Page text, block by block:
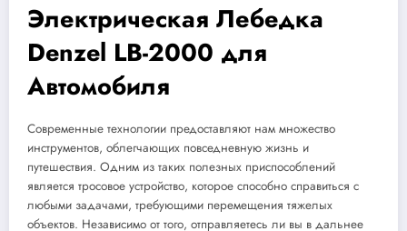
Электрическая Лебедка
Denzel LB-2000 для
Автомобиля
Современные технологии предоставляют нам множество
инструментов, облегчающих повседневную жизнь и
путешествия. Одним из таких полезных приспособлений
является тросовое устройство, которое способно справиться с
любыми задачами, требующими перемещения тяжелых
объектов. Независимо от того, отправляетесь ли вы в дальнее